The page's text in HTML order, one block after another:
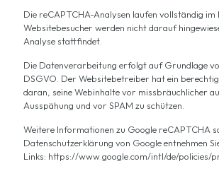
Die reCAPTCHA-Analysen laufen vollständig im
Websitebesucher werden nicht darauf
Analyse stattfindet.
Die Datenverarbeitung erfolgt auf Grundlage
DSGVO. Der Websitebetreiber hat ein
daran, seine Webinhalte vor missbräuchlicher
Ausspähung und vor SPAM zu schützen.
Weitere Informationen zu Google reCAPTCHA
Datenschutzerklärung von Google entnehmen
Links: https://www.google.com/intl/de/policies/